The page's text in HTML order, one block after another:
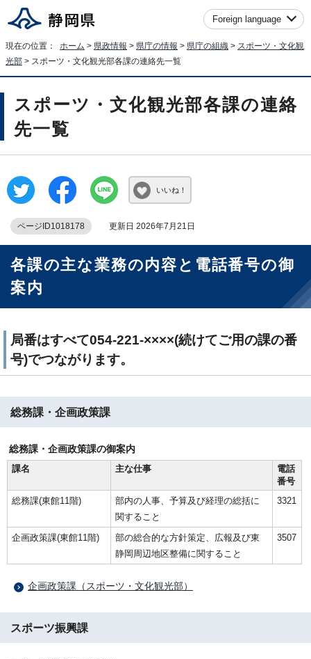
Foreign language
現在の位置： ホーム > 県政情報 > 県庁の情報 > 県庁の組織 > スポーツ・文化観
光部 > スポーツ・文化観光部各課の連絡先一覧
スポーツ・文化観光部各課の連絡
先一覧
いいね！
ページID1018178 更新日 2026年7月21日
各課の主な業務の内容と電話番号の御
案内
局番はすべて054-221-××××(続けてご用の課の番
号)でつながります。
総務課・企画政策課
総務課・企画政策課の御案内
課名
主な仕事
電話
番号
総務課(東館11階)
部内の人事、予算及び経理の総括に
関すること
3321
企画政策課(東館11階)
部の総合的な方針策定、広報及び東
静岡周辺地区整備に関すること
3507
企画政策課（スポーツ・文化観光部）
スポーツ振興課